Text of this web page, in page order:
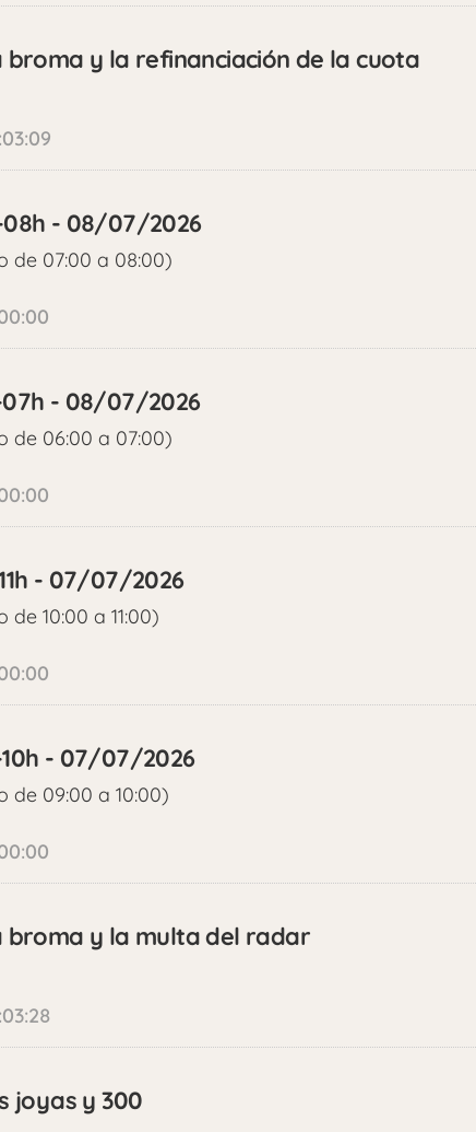
broma y la refinanciación de la cuota
- 08/07/2026
de 07:00 a 08:00)
- 08/07/2026
de 06:00 a 07:00)
- 07/07/2026
10:00 a 11:00)
- 07/07/2026
de 09:00 a 10:00)
broma y la multa del radar
joyas y 300